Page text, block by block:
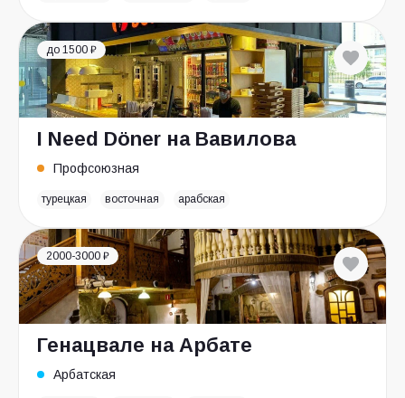
до 1500 ₽
I Need Döner на Вавилова
Профсоюзная
турецкая восточная арабская
2000-3000 ₽
Генацвале на Арбате
Арбатская